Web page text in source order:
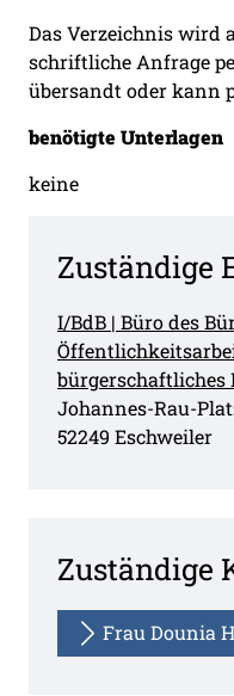
Das Verzeichnis wird
schriftliche Anfrage
übersandt oder kann
benötigte Unterlagen
keine
Zuständige
I/BdB | Büro des
bürgerschaftliches
Straße:
Johannes-Rau-
PLZ:
52249 Ort:
Eschweiler
Zuständige
Frau Dounia